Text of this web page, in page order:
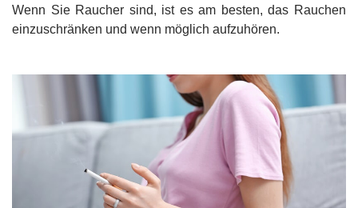
Wenn Sie Raucher sind, ist es am besten, das Rauchen
einzuschränken und wenn möglich aufzuhören.